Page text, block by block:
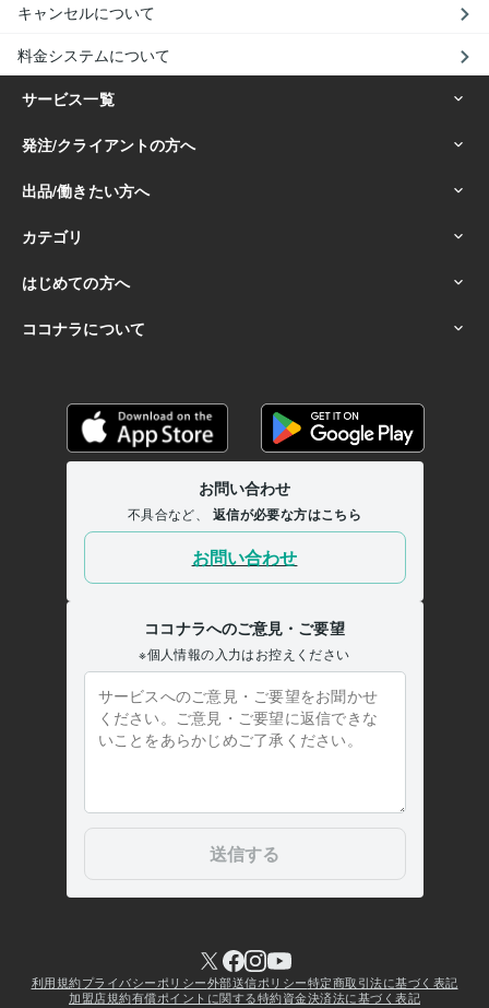
キャンセルについて
料金システムについて